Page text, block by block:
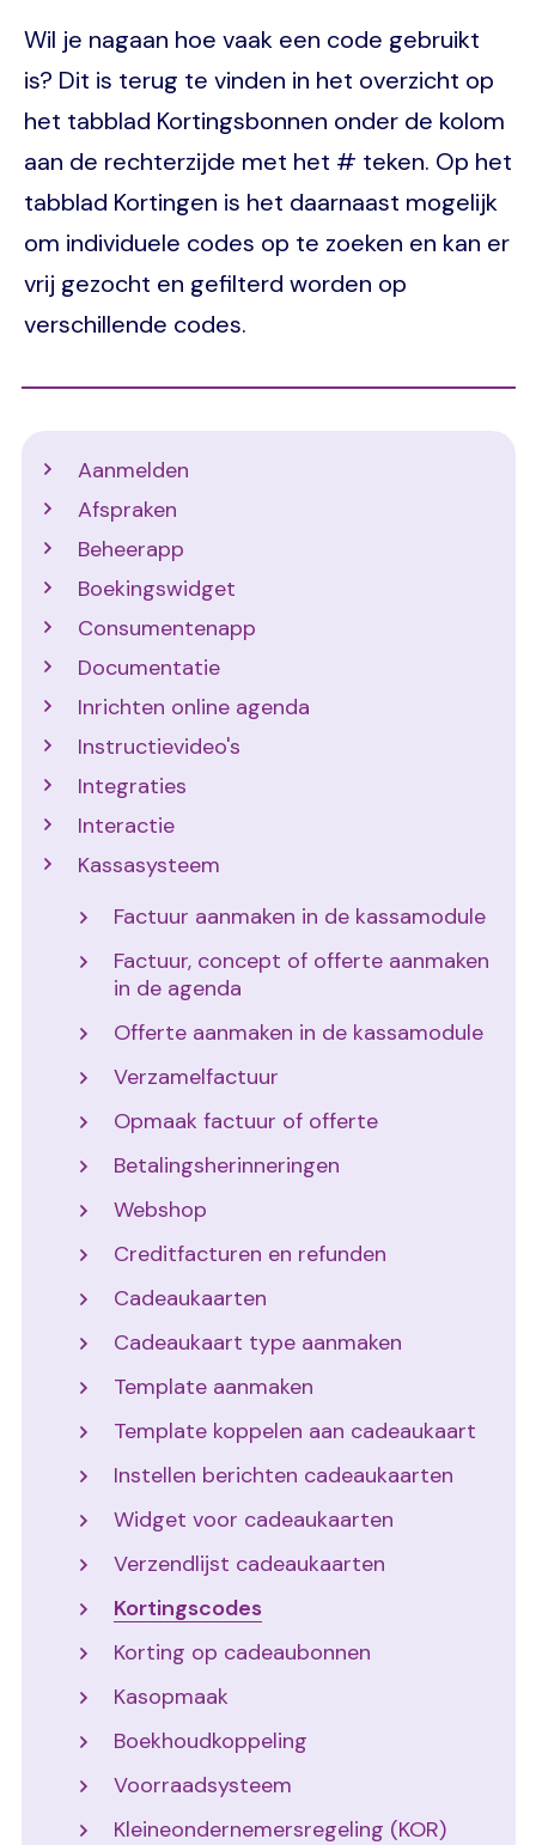
Wil je nagaan hoe vaak een code gebruikt
is? Dit is terug te vinden in het overzicht op
het tabblad Kortingsbonnen onder de kolom
aan de rechterzijde met het # teken. Op het
tabblad Kortingen is het daarnaast mogelijk
om individuele codes op te zoeken en kan er
vrij gezocht en gefilterd worden op
verschillende codes.
Aanmelden
Afspraken
Beheerapp
Boekingswidget
Consumentenapp
Documentatie
Inrichten online agenda
Instructievideo's
Integraties
Interactie
Kassasysteem
Factuur aanmaken in de kassamodule
Factuur, concept of offerte aanmaken
in de agenda
Offerte aanmaken in de kassamodule
Verzamelfactuur
Opmaak factuur of offerte
Betalingsherinneringen
Webshop
Creditfacturen en refunden
Cadeaukaarten
Cadeaukaart type aanmaken
Template aanmaken
Template koppelen aan cadeaukaart
Instellen berichten cadeaukaarten
Widget voor cadeaukaarten
Verzendlijst cadeaukaarten
Kortingscodes
Korting op cadeaubonnen
Kasopmaak
Boekhoudkoppeling
Voorraadsysteem
Kleineondernemersregeling (KOR)